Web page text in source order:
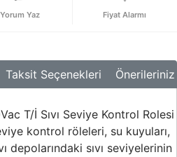
Yorum Yaz Fiyat Alarmı
Taksit Seçenekleri Önerileriniz
T/İ Sıvı Seviye Kontrol Rolesi
kontrol röleleri, su kuyuları,
depolarındaki sıvı seviyelerinin